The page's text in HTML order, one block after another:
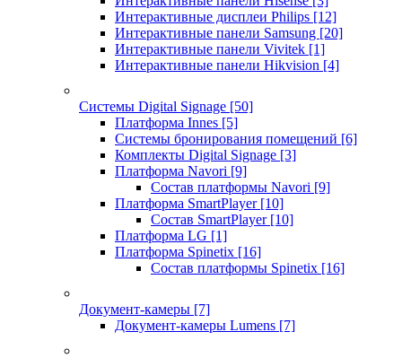
Интерактивные дисплеи Philips [12]
Интерактивные панели Samsung [20]
Интерактивные панели Vivitek [1]
Интерактивные панели Hikvision [4]
Системы Digital Signage [50]
Платформа Innes [5]
Системы бронирования помещений [6]
Комплекты Digital Signage [3]
Платформа Navori [9]
Состав платформы Navori [9]
Платформа SmartPlayer [10]
Состав SmartPlayer [10]
Платформа LG [1]
Платформа Spinetix [16]
Состав платформы Spinetix [16]
Документ-камеры [7]
Документ-камеры Lumens [7]